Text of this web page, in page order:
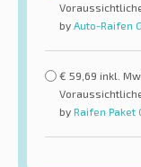
by Auto-Raifen
€ 59,69 inkl.
by Raifen Paket